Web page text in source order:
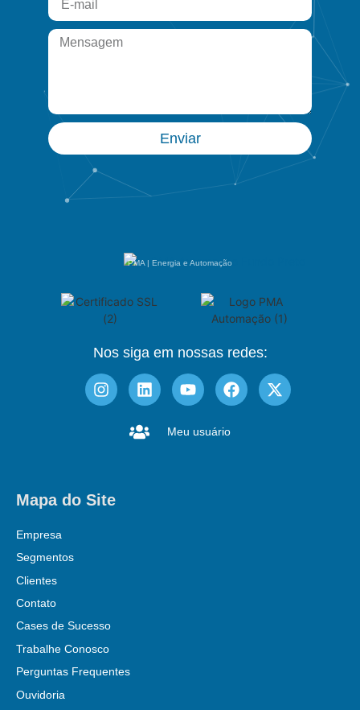
Enviar
PMA | Energia e Automação
Nos siga em nossas redes:
Meu usuário
Mapa do Site
Empresa
Segmentos
Clientes
Contato
Cases de Sucesso
Trabalhe Conosco
Perguntas Frequentes
Ouvidoria